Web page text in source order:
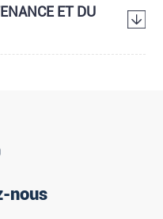
ET DU
nous